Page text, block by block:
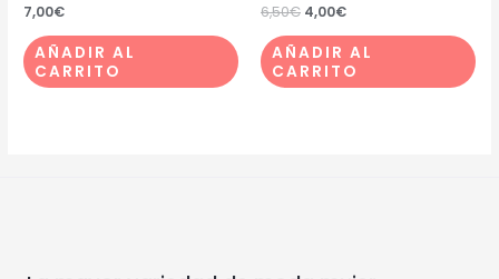
7,00€
AÑADIR AL
CARRITO
6,50€ 4,00€
AÑADIR AL
CARRITO